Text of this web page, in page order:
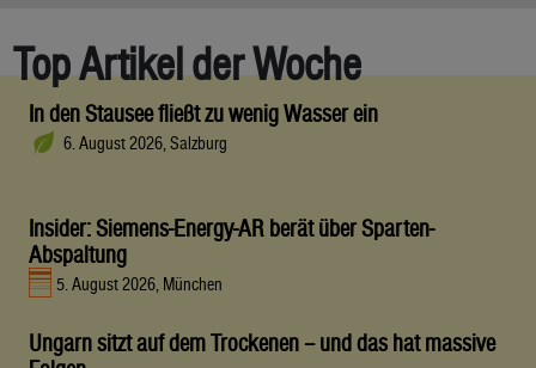
Top Artikel der Woche
In den Stausee fließt zu wenig Wasser ein
6. August 2026, Salzburg
Insider: Siemens-Energy-AR berät über Sparten-
Abspaltung
5. August 2026, München
Ungarn sitzt auf dem Trockenen – und das hat massive